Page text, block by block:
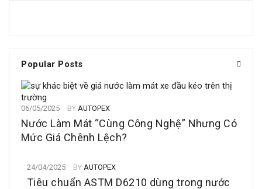
Popular Posts
06/05/2025 BY AUTOPEX
Nước Làm Mát “Cùng Công Nghệ” Nhưng Có
Mức Giá Chênh Lệch?
24/04/2025 BY AUTOPEX
Tiêu chuẩn ASTM D6210 dùng trong nước